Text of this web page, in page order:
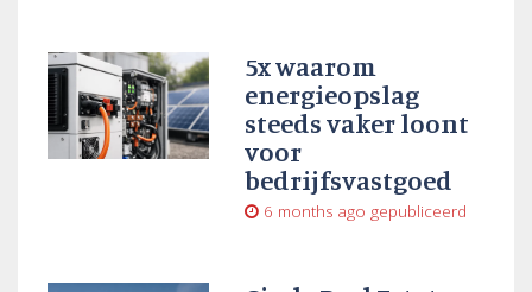
5x waarom
energieopslag
steeds vaker loont
voor
bedrijfsvastgoed
6 months ago gepubliceerd